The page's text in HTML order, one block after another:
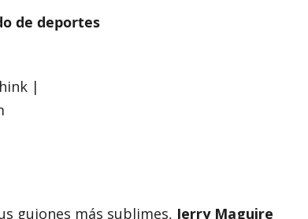
de deportes
|
guiones más sublimes, Jerry Maguire